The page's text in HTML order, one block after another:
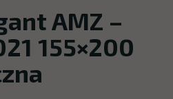
AMZ –
155×200